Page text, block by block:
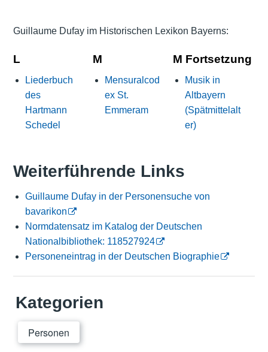
Guillaume Dufay im Historischen Lexikon Bayerns:
L
Liederbuch
des
Hartmann
Schedel
M
Mensuralcod
ex St.
Emmeram
M Fortsetzung
Musik in
Altbayern
(Spätmittelalt
er)
Weiterführende Links
Guillaume Dufay in der Personensuche von
bavarikon
Normdatensatz im Katalog der Deutschen
Nationalbibliothek: 118527924
Personeneintrag in der Deutschen Biographie
Kategorien
Personen